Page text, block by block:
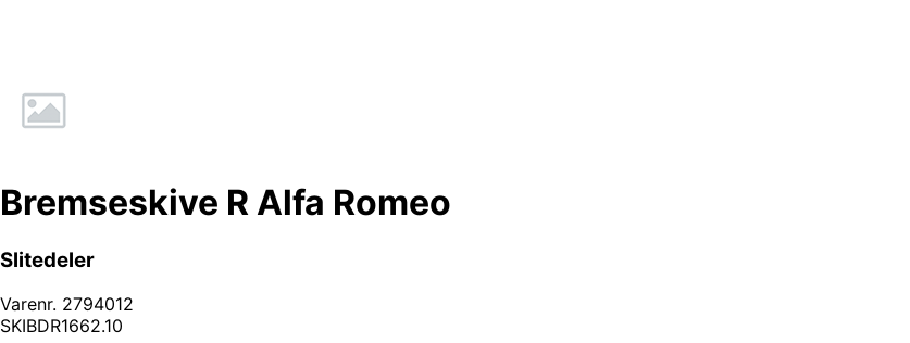
Bremseskive R Alfa Romeo
Slitedeler
Varenr. 2794012
SKIBDR1662.10